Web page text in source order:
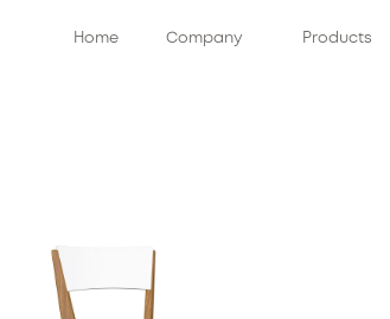
Home Company Products